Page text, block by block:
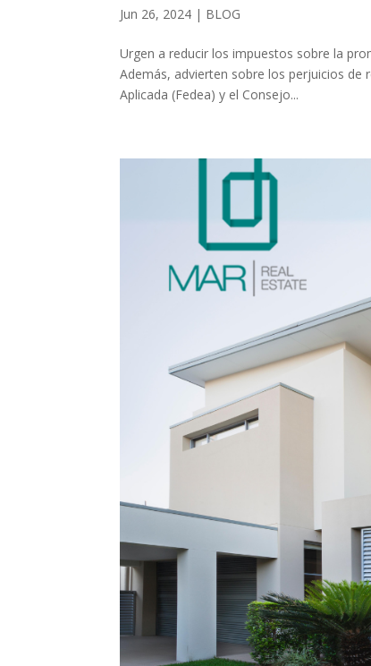
Jun 26, 2024 | BLOG
Urgen a reducir los impuestos sobre la
Además, advierten sobre los perjuicios de
Aplicada (Fedea) y el Consejo...